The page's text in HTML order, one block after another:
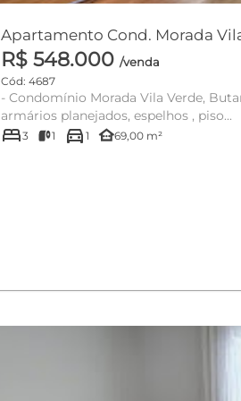
Apartamento Cond. Morada
R$ 548.000/venda
Cód: 4687
- Condomínio Morada Vila Verde, Butantã/SP; - Apartamento pronto
armários planejados, espelhos , piso...
bed3 1 directions_car 1 other_houses69,00 m²